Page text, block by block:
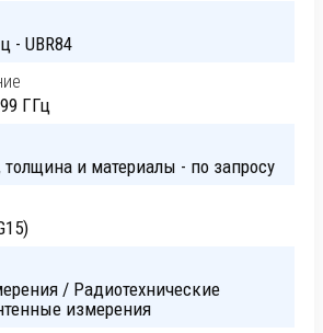
- UBR84
ГГц
и материалы - по запросу
/ Радиотехнические
измерения